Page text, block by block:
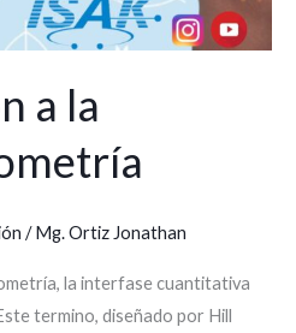
a la
/Mg. Ortiz Jonathan
la interfase cuantitativa
termino, diseñado por Hill